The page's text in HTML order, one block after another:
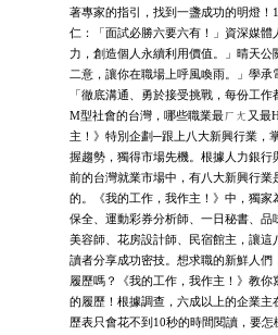
著專家的指引，找到一盞成功的明燈！
仁：「面試必勝六要六有！」資深媒體
力，創造個人永續利用價值。」晴天
二意，讓你在職場上呼風喚雨。」學承
「徹底溝通、勇於接受挑戰，每份工
M型社會的台灣，哪些職業最ㄏㄤ又最
主！》特別企劃─跟上八大新興行業，
握趨勢，獨得市場先機。根據人力銀行
前的台灣就業市場中，有八大新興行業
的。《我的工作，我作主！》中，獨家
保全、運動彩券分析師、一日秘書、品
美容師、花房設計師、民宿館主，讓這
讀者分享成功密技。想求職的新鮮人們
履歷嗎？《我的工作，我作主！》教你
的履歷！根據調查，六成以上的企業主
歷表只會花不到10秒的時間閱讀，要怎